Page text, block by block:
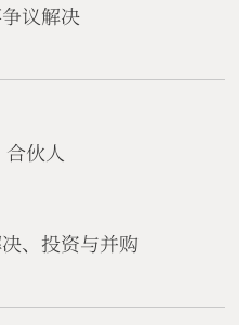
议解决
合伙人
、投资与并购